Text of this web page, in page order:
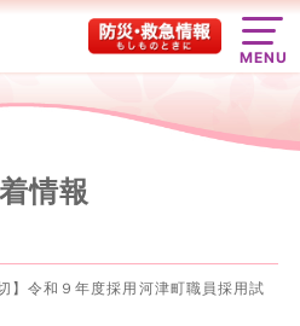
MENU
情報
】令和９年度採用河津町職員採用試